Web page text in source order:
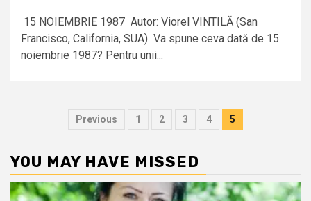
15 NOIEMBRIE 1987 Autor: Viorel VINTILĂ (San
Francisco, California, SUA) Va spune ceva dată de 15
noiembrie 1987? Pentru unii...
Posts
Previous 1 2 3 4 5
YOU MAY HAVE MISSED